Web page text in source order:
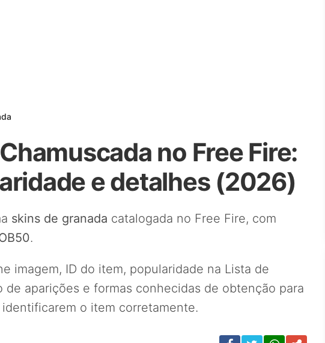
no Free Fire:
e detalhes (2026)
skins de granada catalogada no Free Fire, com
.
imagem, ID do item, popularidade na Lista de
de aparições e formas conhecidas de obtenção para
o item corretamente.